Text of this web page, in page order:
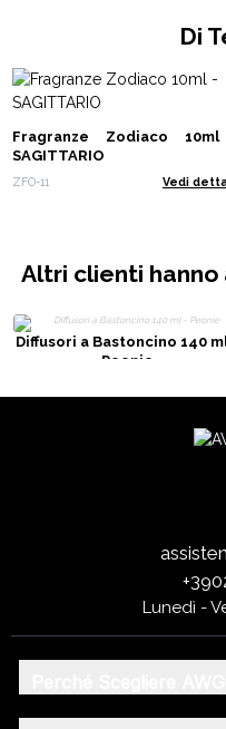
Di
Fragranze Zodiaco
SAGITTARIO
ZFO-11 Vedi
Altri clienti
Diffusori a Bastoncino 140
Peonie
Lunedì -